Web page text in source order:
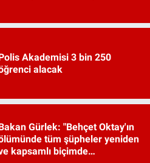
Akademisi 3 bin 250
alacak
Gürlek: "Behçet Oktay'ın
tüm şüpheler yeniden
kapsamlı biçimde